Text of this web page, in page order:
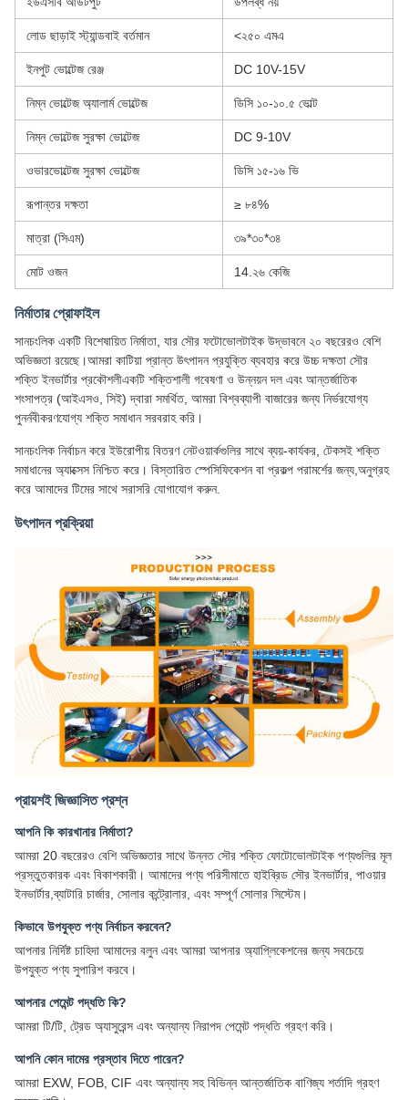
লোড ছাড়াই স্ট্যান্ডবাই বর্তমান <২৫০ এমএ
ইনপুট ভোল্টেজ রেঞ্জ DC 10V-15V
নিম্ন ভোল্টেজ অ্যালার্ম ভোল্টেজ ডিসি ১০-১০.৫ ভোল্ট
নিম্ন ভোল্টেজ সুরক্ষা ভোল্টেজ DC 9-10V
ওভারভোল্টেজ সুরক্ষা ভোল্টেজ ডিসি ১৫-১৬ ভি
রূপান্তর দক্ষতা ≥ ৮৪%
মাত্রা (সিএম) ৩৯*৩০*৩৪
মোট ওজন 14.২৬ কেজি
নির্মাতার প্রোফাইল
সানচংলিক একটি বিশেষায়িত নির্মাতা, যার সৌর ফটোভোলটাইক উদ্ভাবনে ২০ বছরেরও বেশি
অভিজ্ঞতা রয়েছে।আমরা কাটিয়া প্রান্ত উৎপাদন প্রযুক্তি ব্যবহার করে উচ্চ দক্ষতা সৌর
শক্তি ইনভার্টার প্রকৌশলীএকটি শক্তিশালী গবেষণা ও উন্নয়ন দল এবং আন্তর্জাতিক
শংসাপত্র (আইএসও, সিই) দ্বারা সমর্থিত, আমরা বিশ্বব্যাপী বাজারের জন্য নির্ভরযোগ্য
পুনর্নবীকরণযোগ্য শক্তি সমাধান সরবরাহ করি।
সানচংলিক নির্বাচন করে ইউরোপীয় বিতরণ নেটওয়ার্কগুলির সাথে ব্যয়-কার্যকর, টেকসই শক্তি
সমাধানের অ্যাক্সেস নিশ্চিত করে। বিস্তারিত স্পেসিফিকেশন বা প্রকল্প পরামর্শের জন্য,অনুগ্রহ
করে আমাদের টিমের সাথে সরাসরি যোগাযোগ করুন.
উৎপাদন প্রক্রিয়া
প্রায়শই জিজ্ঞাসিত প্রশ্ন
আপনি কি কারখানার নির্মাতা?
আমরা 20 বছরেরও বেশি অভিজ্ঞতার সাথে উন্নত সৌর শক্তি ফোটোভোলটাইক পণ্যগুলির মূল
প্রস্তুতকারক এবং বিকাশকারী। আমাদের পণ্য পরিসীমাতে হাইব্রিড সৌর ইনভার্টার, পাওয়ার
ইনভার্টার,ব্যাটারি চার্জার, সোলার কন্ট্রোলার, এবং সম্পূর্ণ সোলার সিস্টেম।
কিভাবে উপযুক্ত পণ্য নির্বাচন করবেন?
আপনার নির্দিষ্ট চাহিদা আমাদের বলুন এবং আমরা আপনার অ্যাপ্লিকেশনের জন্য সবচেয়ে
উপযুক্ত পণ্য সুপারিশ করবে।
আপনার পেমেন্ট পদ্ধতি কি?
আমরা টি/টি, ট্রেড অ্যাসুরেন্স এবং অন্যান্য নিরাপদ পেমেন্ট পদ্ধতি গ্রহণ করি।
আপনি কোন দামের প্রস্তাব দিতে পারেন?
আমরা EXW, FOB, CIF এবং অন্যান্য সহ বিভিন্ন আন্তর্জাতিক বাণিজ্য শর্তাদি গ্রহণ